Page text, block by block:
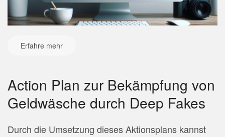
Erfahre mehr
Action Plan zur Bekämpfung von
Geldwäsche durch Deep Fakes
Durch die Umsetzung dieses Aktionsplans kannst